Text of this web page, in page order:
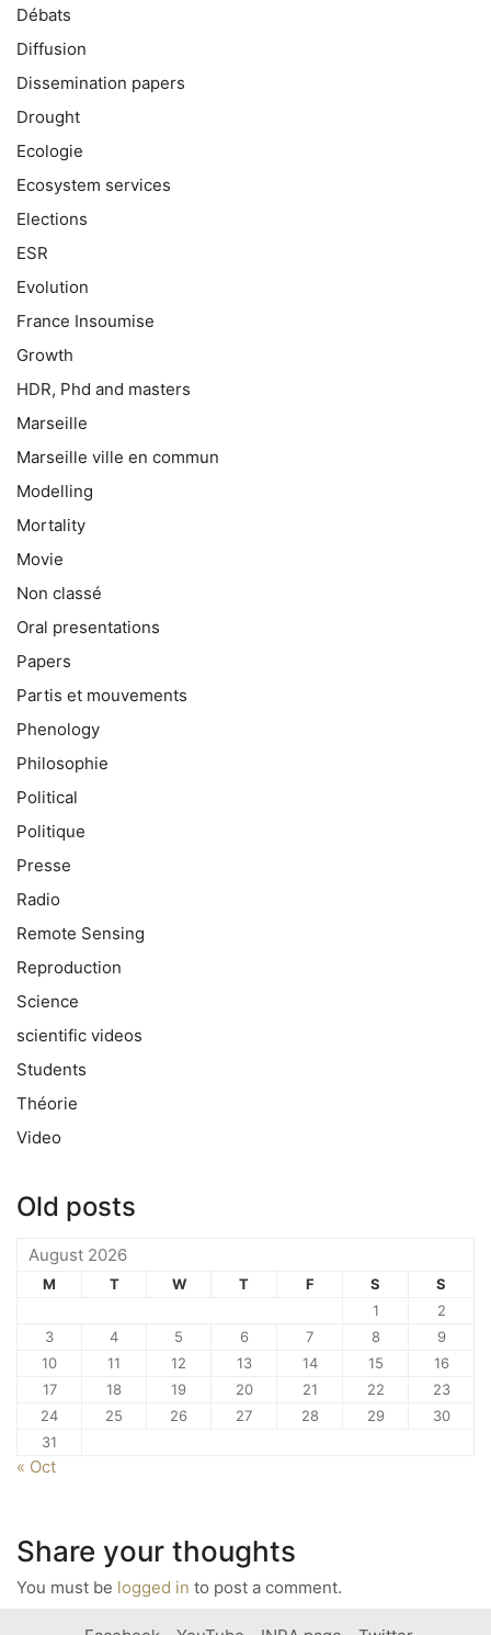
Débats
Diffusion
Dissemination papers
Drought
Ecologie
Ecosystem services
Elections
ESR
Evolution
France Insoumise
Growth
HDR, Phd and masters
Marseille
Marseille ville en commun
Modelling
Mortality
Movie
Non classé
Oral presentations
Papers
Partis et mouvements
Phenology
Philosophie
Political
Politique
Presse
Radio
Remote Sensing
Reproduction
Science
scientific videos
Students
Théorie
Video
Old posts
August 2026
M T W T F S
S
1
2
3
4 5 6 7 8
9
10
11 12 13 14 15
16
17
18 19 20 21 22
23
24
25 26 27 28 29
30
31
« Oct
Share your thoughts
You must be logged in to post a comment.